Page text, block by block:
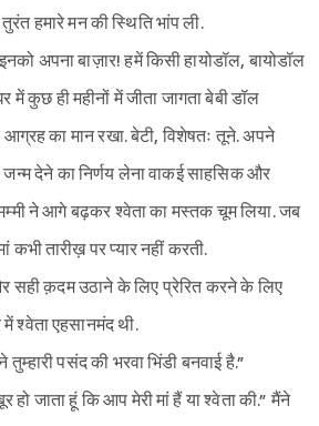
हमारे मन की स्थिति भांप ली.
अपना बाज़ार! हमें किसी हायोडॉल, बायोडॉल
में कुछ ही महीनों में जीता जागता बेबी डॉल
का मान रखा. बेटी, विशेषतः तूने. अपने
देने का निर्णय लेना वाकई साहसिक और
ने आगे बढ़कर श्‍वेता का मस्तक चूम लिया. जब
कभी तारीख़ पर प्यार नहीं करती.
सही क़दम उठाने के लिए प्रेरित करने के लिए
श्‍वेता एहसानमंद थी.
पसंद की भरवा भिंडी बनवाई है.”
जाता हूं कि आप मेरी मां हैं या श्‍वेता की.” मैंने